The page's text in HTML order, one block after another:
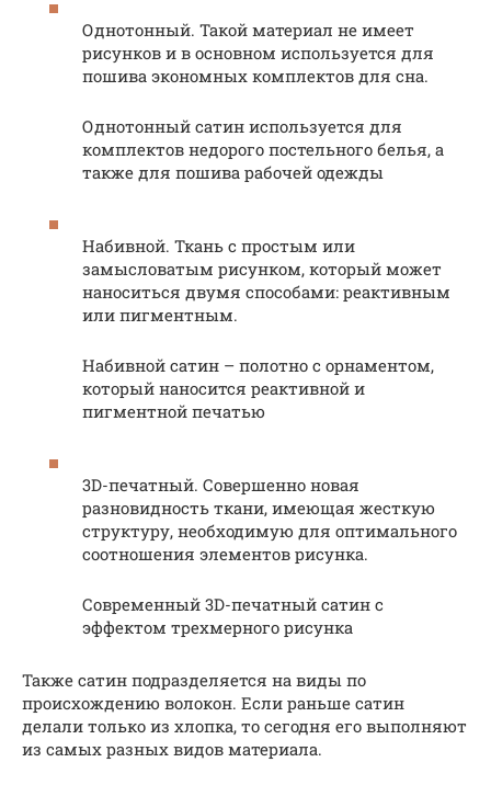
Однотонный. Такой материал не имеет
рисунков и в основном используется для
пошива экономных комплектов для сна.
Однотонный сатин используется для
комплектов недорого постельного белья, а
также для пошива рабочей одежды
Набивной. Ткань с простым или
замысловатым рисунком, который может
наноситься двумя способами: реактивным
или пигментным.
Набивной сатин – полотно с орнаментом,
который наносится реактивной и
пигментной печатью
3D-печатный. Совершенно новая
разновидность ткани, имеющая жесткую
структуру, необходимую для оптимального
соотношения элементов рисунка.
Современный 3D-печатный сатин с
эффектом трехмерного рисунка
Также сатин подразделяется на виды по
происхождению волокон. Если раньше сатин
делали только из хлопка, то сегодня его выполняют
из самых разных видов материала.